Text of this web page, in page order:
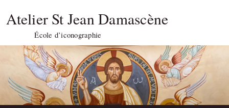
Atelier St Jean Damascène
École d’iconographie